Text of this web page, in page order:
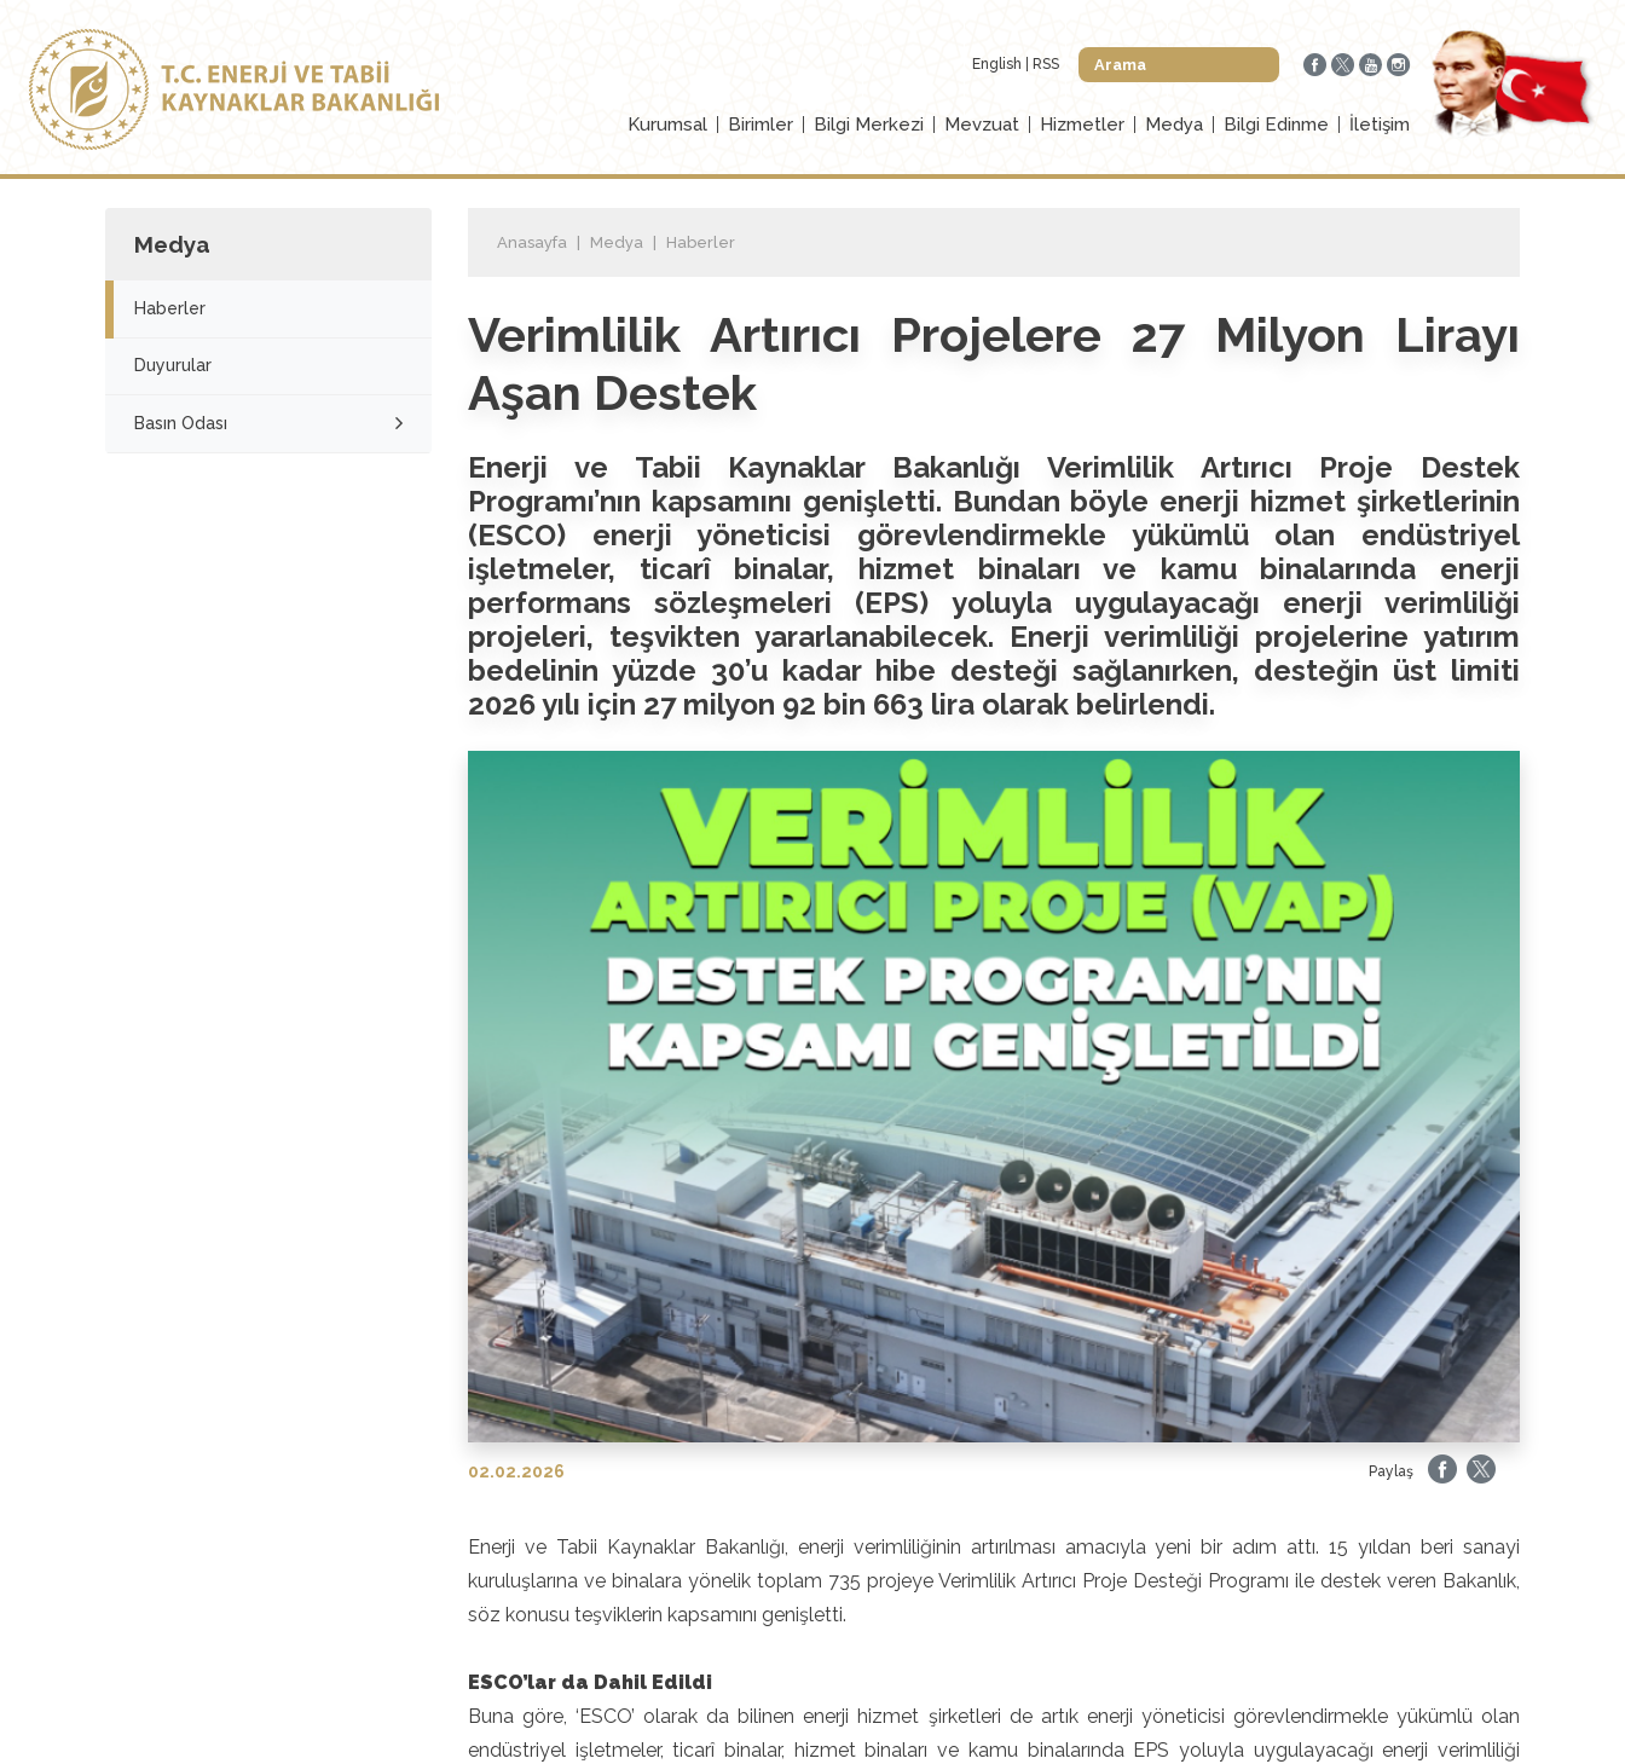
English RSS
Kurumsal Birimler Bilgi Merkezi Mevzuat Hizmetler Medya Bilgi Edinme İletişim
Medya
Haberler
Duyurular
Basın Odası
Anasayfa Medya Haberler
Verimlilik Artırıcı Projelere 27 Milyon Lirayı
Aşan Destek
Enerji ve Tabii Kaynaklar Bakanlığı Verimlilik Artırıcı Proje Destek
Programı’nın kapsamını genişletti. Bundan böyle enerji hizmet şirketlerinin
(ESCO) enerji yöneticisi görevlendirmekle yükümlü olan endüstriyel
işletmeler, ticarî binalar, hizmet binaları ve kamu binalarında enerji
performans sözleşmeleri (EPS) yoluyla uygulayacağı enerji verimliliği
projeleri, teşvikten yararlanabilecek. Enerji verimliliği projelerine yatırım
bedelinin yüzde 30’u kadar hibe desteği sağlanırken, desteğin üst limiti
2026 yılı için 27 milyon 92 bin 663 lira olarak belirlendi.
02.02.2026 Paylaş
Enerji ve Tabii Kaynaklar Bakanlığı, enerji verimliliğinin artırılması amacıyla yeni bir adım attı. 15 yıldan beri sanayi
kuruluşlarına ve binalara yönelik toplam 735 projeye Verimlilik Artırıcı Proje Desteği Programı ile destek veren Bakanlık,
söz konusu teşviklerin kapsamını genişletti.
ESCO’lar da Dahil Edildi
Buna göre, ‘ESCO’ olarak da bilinen enerji hizmet şirketleri de artık enerji yöneticisi görevlendirmekle yükümlü olan
endüstriyel işletmeler, ticarî binalar, hizmet binaları ve kamu binalarında EPS yoluyla uygulayacağı enerji verimliliği